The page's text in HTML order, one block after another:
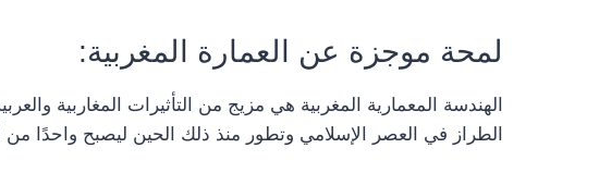
لمحة موجزة عن العمارة المغربية:
الهندسة المعمارية المغربية هي مزيج من التأثيرات المغاربية
الطراز في العصر الإسلامي وتطور منذ ذلك الحين ليصبح واحدًا من